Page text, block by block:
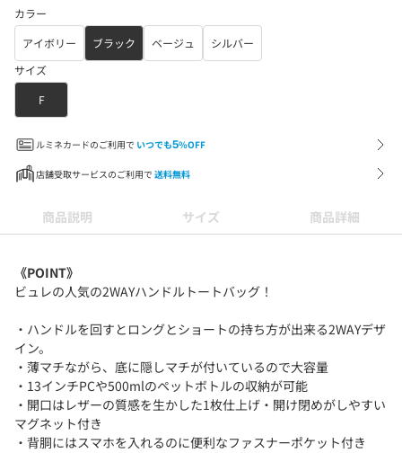
カラー
アイボリー
ブラック ベージュ
シルバー
サイズ
F
ルミネカードのご利用で いつでも5%OFF
店舗受取サービスのご利用で 送料無料
商品説明 サイズ 商品詳細
《POINT》
ビュレの人気の2WAYハンドルトートバッグ！
・ハンドルを回すとロングとショートの持ち方が出来る2WAYデザ
イン。
・薄マチながら、底に隠しマチが付いているので大容量
・13インチPCや500mlのペットボトルの収納が可能
・開口はレザーの質感を生かした1枚仕上げ・開け閉めがしやすい
マグネット付き
・背胴にはスマホを入れるのに便利なファスナーポケット付き